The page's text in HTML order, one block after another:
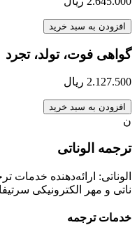
افزودن به سبد خرید
گواهی فوت، تولد، تجرد
2.127.500 ریال
افزودن به سبد خرید
ن
ترجمه الوناتی
الوناتی: ارائه‌دهنده
ناتی و مهر الکترونیکی
خدمات ترجمه